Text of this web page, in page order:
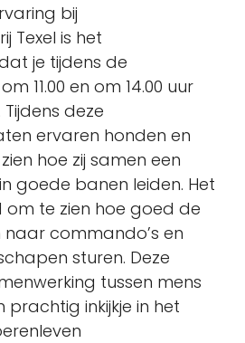
bij
Texel is het
je tijdens de
11.00 en om 14.00 uur
deze
ervaren honden en
hoe zij samen een
goede banen leiden. Het
om te zien hoe goed de
naar commando’s en
sturen. Deze
tussen mens
inkijkje in het